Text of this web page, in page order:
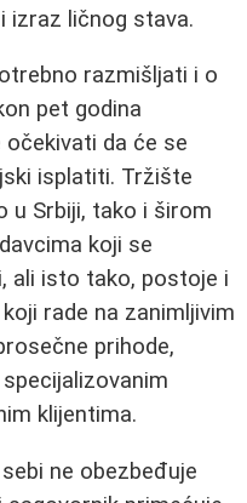
izraz ličnog stava.
razmišljati i o
pet godina
da će se
isplatiti. Tržište
u Srbiji, tako i širom
koji se
ali isto tako, postoje i
rade na zanimljivim
prihode,
klijentima.
ne obezbeđuje